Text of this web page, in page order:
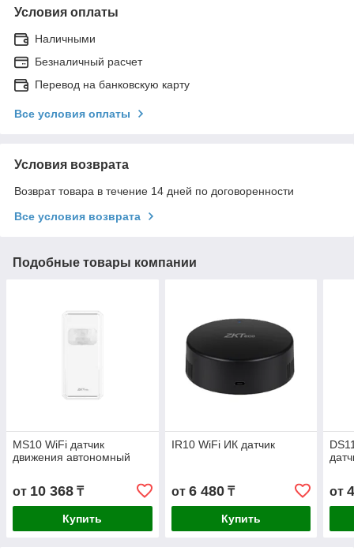
Условия оплаты
Наличными
Безналичный расчет
Перевод на банковскую карту
Все условия оплаты
Условия возврата
Возврат товара в течение 14 дней по договоренности
Все условия возврата
Подобные товары компании
MS10 WiFi датчик
движения автономный
от 10 368 ₸
Купить
IR10 WiFi ИК датчик
от 6 480₸
Купить
от